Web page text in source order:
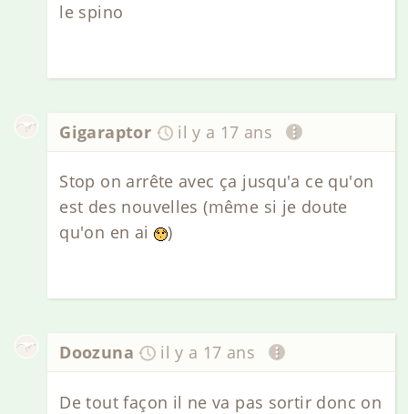
le spino
Gigaraptor il y a 17 ans
Stop on arrête avec ça jusqu'a ce qu'on
est des nouvelles (même si je doute
qu'on en ai
)
Doozuna il y a 17 ans
De tout façon il ne va pas sortir donc on